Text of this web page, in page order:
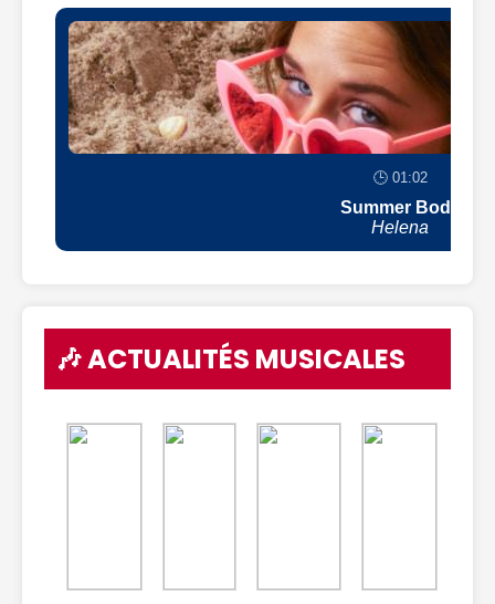
🕒 01:02
Summer Body
Helena
🎶 ACTUALITÉS MUSICALES